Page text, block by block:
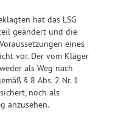
hat das LSG
geändert und die
eines
vor. Der vom Kläger
als Weg nach
§ 8 Abs. 2 Nr. 1
noch als
anzusehen.